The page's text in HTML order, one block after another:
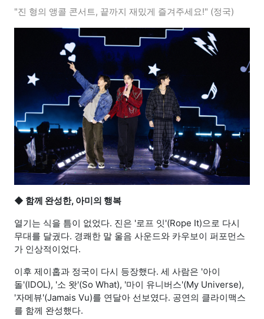
"진 형의 앵콜 콘서트, 끝까지 재밌게 즐겨주세요!" (정국)
◆ 함께 완성한, 아미의 행복
열기는 식을 틈이 없었다. 진은 '로프 잇'(Rope It)으로 다시
무대를 달궜다. 경쾌한 말 울음 사운드와 카우보이 퍼포먼스
가 인상적이었다.
이후 제이홉과 정국이 다시 등장했다. 세 사람은 '아이
돌'(IDOL), '소 왓'(So What), '마이 유니버스'(My Universe),
'자메뷰'(Jamais Vu)를 연달아 선보였다. 공연의 클라이맥스
를 함께 완성했다.